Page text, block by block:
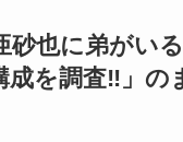
砂也に弟がい
成を調査‼」の